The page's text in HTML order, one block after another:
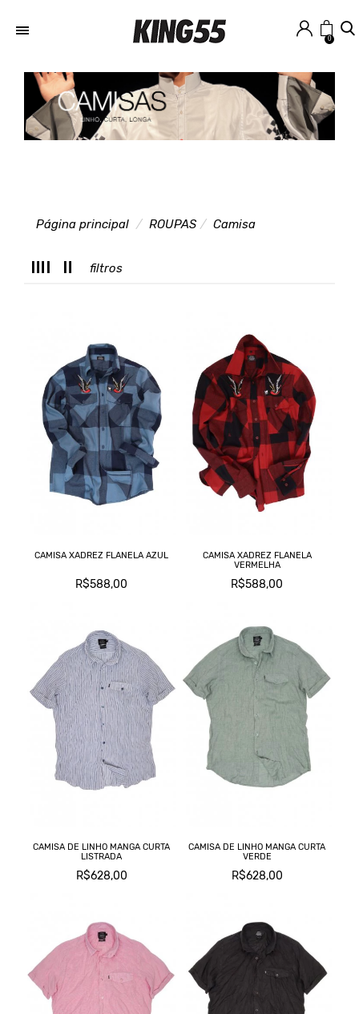
0
Página principal ROUPAS Camisa
filtros
CAMISA XADREZ FLANELA AZUL
R$588,00
CAMISA XADREZ FLANELA
VERMELHA
R$588,00
CAMISA DE LINHO MANGA CURTA
LISTRADA
R$628,00
CAMISA DE LINHO MANGA CURTA
VERDE
R$628,00